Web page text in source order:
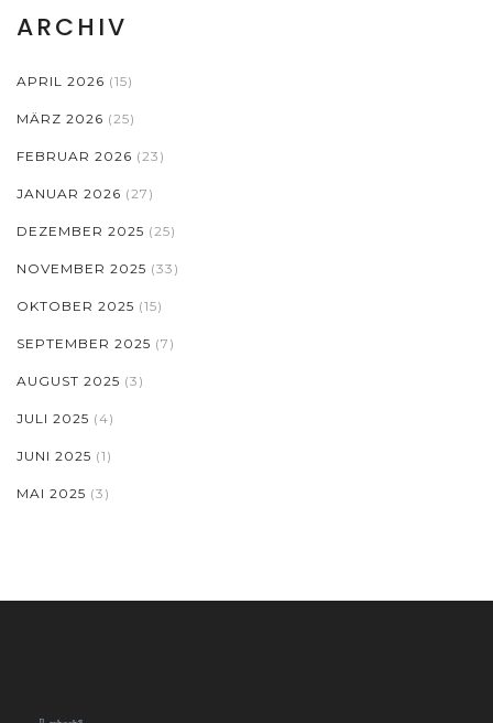
ARCHIV
APRIL 2026 (15)
MÄRZ 2026 (25)
FEBRUAR 2026 (23)
JANUAR 2026 (27)
DEZEMBER 2025 (25)
NOVEMBER 2025 (33)
OKTOBER 2025 (15)
SEPTEMBER 2025 (7)
AUGUST 2025 (3)
JULI 2025 (4)
JUNI 2025 (1)
MAI 2025 (3)